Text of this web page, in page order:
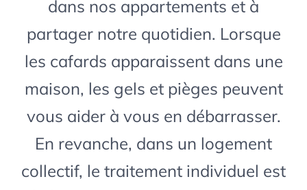
dans nos appartements et à
partager notre quotidien. Lorsque
les cafards apparaissent dans une
maison, les gels et pièges peuvent
vous aider à vous en débarrasser.
En revanche, dans un logement
collectif, le traitement individuel est